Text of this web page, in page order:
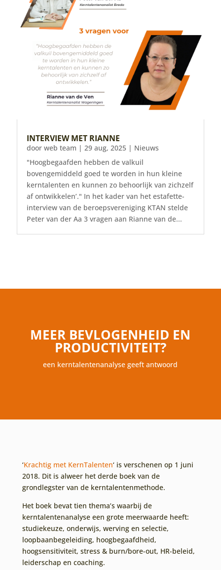
INTERVIEW MET RIANNE
door web team | 29 aug, 2025| Nieuws
"Hoogbegaafden hebben de valkuil
bovengemiddeld goed te worden in hun kleine
kerntalenten en kunnen zo behoorlijk van zichzelf
af ontwikkelen’." In het kader van het estafette-
interview van de beroepsvereniging KTAN stelde
Peter van der Aa 3 vragen aan Rianne van de...
MEER BEVLOGENHEID EN
PRODUCTIVITEIT?
een kerntalentenanalyse geeft antwoord
‘Krachtig met KernTalenten‘ is verschenen op 1 juni
2018. Dit is alweer het derde boek van de
grondlegster van de kerntalentenmethode.
Het boek bevat tien thema’s waarbij de
kerntalentenanalyse een grote meerwaarde heeft:
studiekeuze, onderwijs, werving en selectie,
loopbaanbegeleiding, hoogbegaafdheid,
hoogsensitiviteit, stress & burn/bore-out, HR-beleid,
leiderschap en coaching.